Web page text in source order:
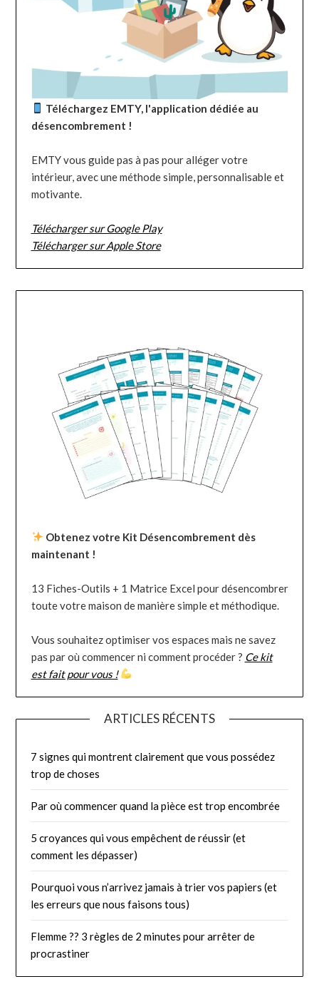
Téléchargez EMTY, l'application dédiée au
désencombrement !
EMTY vous guide pas à pas pour alléger votre
intérieur, avec une méthode simple, personnalisable et
motivante.
Télécharger sur Google Play
Télécharger sur Apple Store
Obtenez votre Kit Désencombrement dès
maintenant !
13 Fiches-Outils + 1 Matrice Excel pour désencombrer
toute votre maison de manière simple et méthodique.
Vous souhaitez optimiser vos espaces mais ne savez
pas par où commencer ni comment procéder ? Ce kit
est fait pour vous !
ARTICLES RÉCENTS
7 signes qui montrent clairement que vous possédez
trop de choses
Par où commencer quand la pièce est trop encombrée
5 croyances qui vous empêchent de réussir (et
comment les dépasser)
Pourquoi vous n’arrivez jamais à trier vos papiers (et
les erreurs que nous faisons tous)
Flemme ?? 3 règles de 2 minutes pour arrêter de
procrastiner